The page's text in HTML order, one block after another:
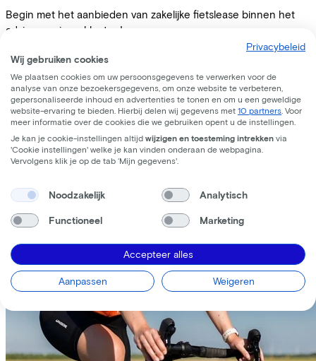
Begin met het aanbieden van zakelijke fietslease binnen het
advies aan jouw klanten!
Ik heb interesse om partner te worden
Unieke verhalen van onze fietsers
Privacybeleid
Wij gebruiken cookies
We plaatsen cookies om uw persoonsgegevens te verwerken voor de
analyse van onze bezoekersgegevens, om onze website te verbeteren,
gepersonaliseerde inhoud en advertenties te tonen en om u een geweldige
website-ervaring te bieden. Hierbij delen wij gegevens met 10 partners . Voor
meer informatie over de cookies die we gebruiken opent u de instellingen.
Je kan je cookie-instellingen altijd wijzigen en toesteming intrekken via
'Cookie instellingen' welke je kan vinden onderaan de webpagina.
Vervolgens klik je op de tab ‘Mijn gegevens'.
Noodzakelijk Analytisch
Functioneel Marketing
Accepteer alles
Aanpassen Weigeren